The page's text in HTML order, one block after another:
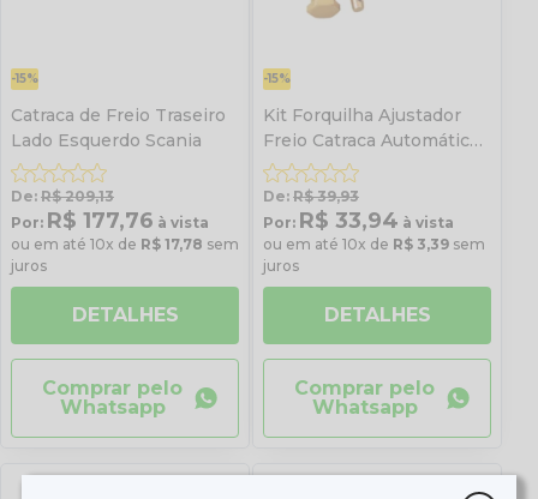
-15%
Catraca de Freio Traseiro
Lado Esquerdo Scania
De: R$ 209,13
Por: R$ 177,76 à vista
ou em até 10x de R$ 17,78 sem
juros
DETALHES
Comprar pelo
Whatsapp
-15%
Kit Forquilha Ajustador
Freio Catraca Automática
M16
De: R$ 39,93
Por: R$ 33,94 à vista
ou em até 10x de R$ 3,39 sem
juros
DETALHES
Comprar pelo
Whatsapp